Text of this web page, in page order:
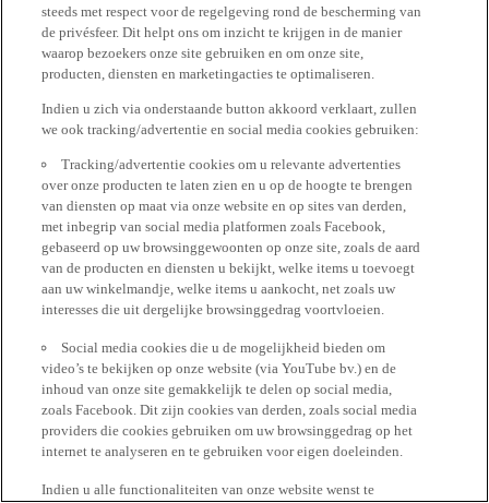
steeds met respect voor de regelgeving rond de bescherming van
de privésfeer. Dit helpt ons om inzicht te krijgen in de manier
waarop bezoekers onze site gebruiken en om onze site,
producten, diensten en marketingacties te optimaliseren.
Indien u zich via onderstaande button akkoord verklaart, zullen
we ook tracking/advertentie en social media cookies gebruiken:
Tracking/advertentie cookies om u relevante advertenties
over onze producten te laten zien en u op de hoogte te brengen
van diensten op maat via onze website en op sites van derden,
met inbegrip van social media platformen zoals Facebook,
gebaseerd op uw browsinggewoonten op onze site, zoals de aard
van de producten en diensten u bekijkt, welke items u toevoegt
aan uw winkelmandje, welke items u aankocht, net zoals uw
interesses die uit dergelijke browsinggedrag voortvloeien.
Social media cookies die u de mogelijkheid bieden om
video’s te bekijken op onze website (via YouTube bv.) en de
inhoud van onze site gemakkelijk te delen op social media,
zoals Facebook. Dit zijn cookies van derden, zoals social media
providers die cookies gebruiken om uw browsinggedrag op het
internet te analyseren en te gebruiken voor eigen doeleinden.
Indien u alle functionaliteiten van onze website wenst te